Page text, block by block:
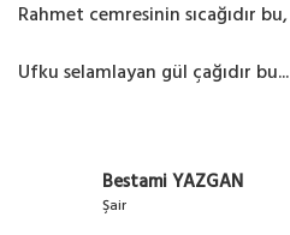
Rahmet cemresinin sıcağıdır bu,
Ufku selamlayan gül çağıdır bu...
Bestami YAZGAN
Şair